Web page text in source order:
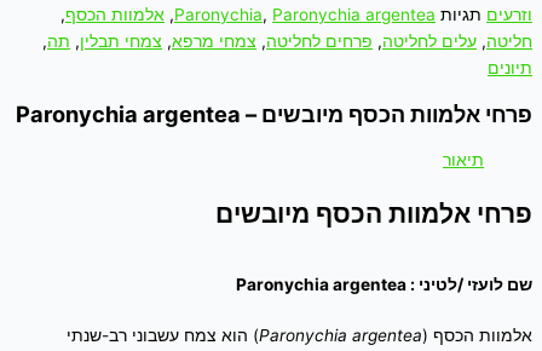
וזרעים תגיות Paronychia, Paronychia argentea
, אלמוות הכסף,
חליטה, עלים לחליטה, פרחים לחליטה, צמחי מרפא, צמחי תבלין, תה,
תיונים
פרחי אלמוות הכסף מיובשים – Paronychia argentea
תיאור
פרחי אלמוות הכסף מיובשים
שם לועזי /לטיני : Paronychia argentea
אלמוות הכסף (Paronychia argentea) הוא צמח עשבוני רב-שנתי